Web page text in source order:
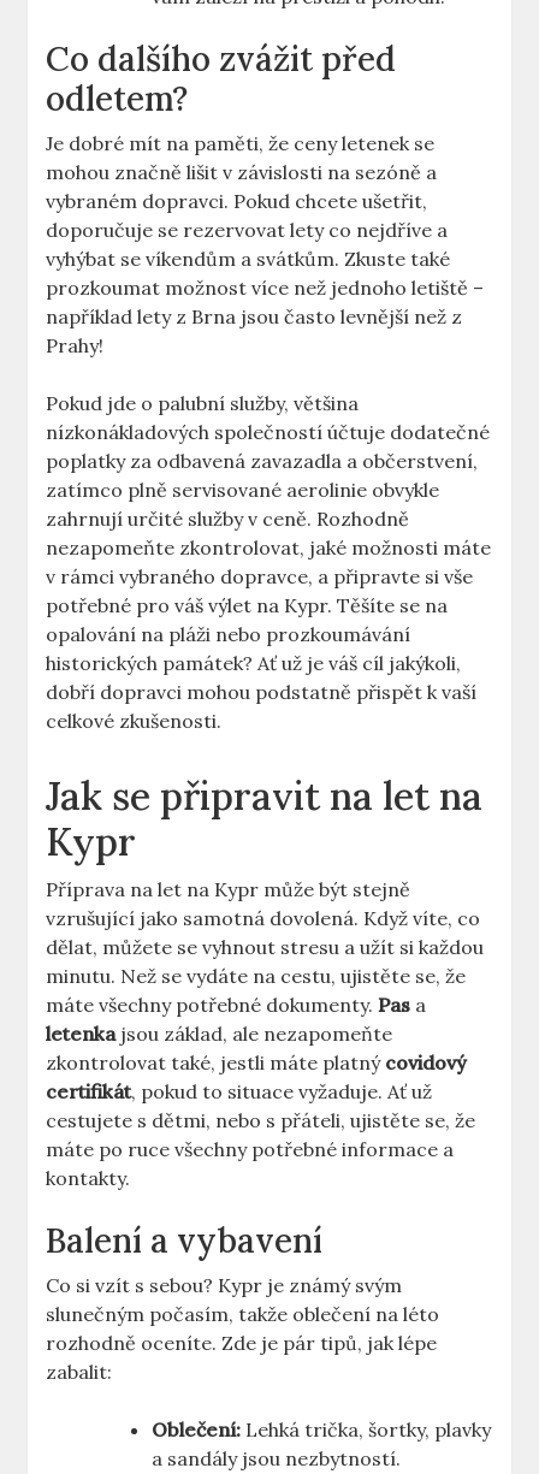
Co dalšího zvážit před
odletem?
Je dobré mít na paměti, že ceny letenek se
mohou značně lišit v závislosti na sezóně a
vybraném dopravci. Pokud chcete ušetřit,
doporučuje se rezervovat lety co nejdříve a
vyhýbat se víkendům a svátkům. Zkuste také
prozkoumat možnost více než jednoho letiště –
například lety z Brna jsou často levnější než z
Prahy!
Pokud jde o palubní služby, většina
nízkonákladových společností účtuje dodatečné
poplatky za odbavená zavazadla a občerstvení,
zatímco plně servisované aerolinie obvykle
zahrnují určité služby v ceně. Rozhodně
nezapomeňte zkontrolovat, jaké možnosti máte
v rámci vybraného dopravce, a připravte si vše
potřebné pro váš výlet na Kypr. Těšíte se na
opalování na pláži nebo prozkoumávání
historických památek? Ať už je váš cíl jakýkoli,
dobří dopravci mohou podstatně přispět k vaší
celkové zkušenosti.
Jak se připravit na let na
Kypr
Příprava na let na Kypr může být stejně
vzrušující jako samotná dovolená. Když víte, co
dělat, můžete se vyhnout stresu a užít si každou
minutu. Než se vydáte na cestu, ujistěte se, že
máte všechny potřebné dokumenty.Pas a
letenkajsou základ, ale nezapomeňte
zkontrolovat také, jestli máte platný covidový
certifikát, pokud to situace vyžaduje. Ať už
cestujete s dětmi, nebo s přáteli, ujistěte se, že
máte po ruce všechny potřebné informace a
kontakty.
Balení a vybavení
Co si vzít s sebou? Kypr je známý svým
slunečným počasím, takže oblečení na léto
rozhodně oceníte. Zde je pár tipů, jak lépe
zabalit:
Oblečení: Lehká trička, šortky, plavky
a sandály jsou nezbytností.